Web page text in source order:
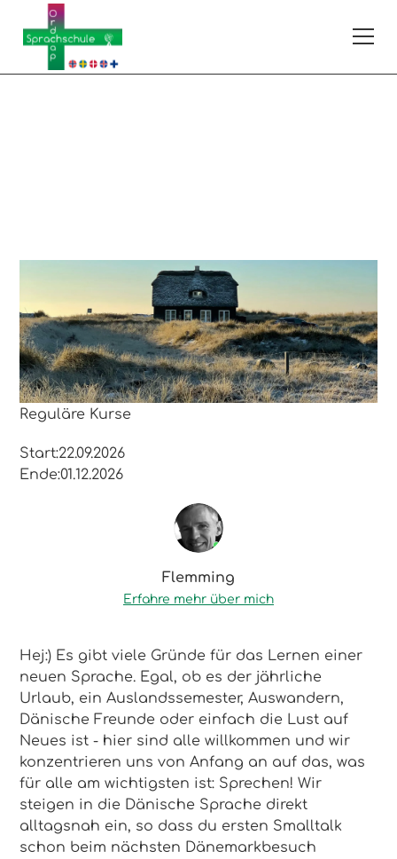
Dänisch
263DAA104
A1.I–Anfänger ohne Vorkenntnisse
Reguläre Kurse
Start:22.09.2026
Ende:01.12.2026
Flemming
Erfahre mehr über mich
Hej:) Es gibt viele Gründe für das Lernen einer
neuen Sprache. Egal, ob es der jährliche
Urlaub, ein Auslandssemester, Auswandern,
Dänische Freunde oder einfach die Lust auf
Neues ist - hier sind alle willkommen und wir
konzentrieren uns von Anfang an auf das, was
für alle am wichtigsten ist: Sprechen! Wir
steigen in die Dänische Sprache direkt
alltagsnah ein, so dass du ersten Smalltalk
schon beim nächsten Dänemarkbesuch